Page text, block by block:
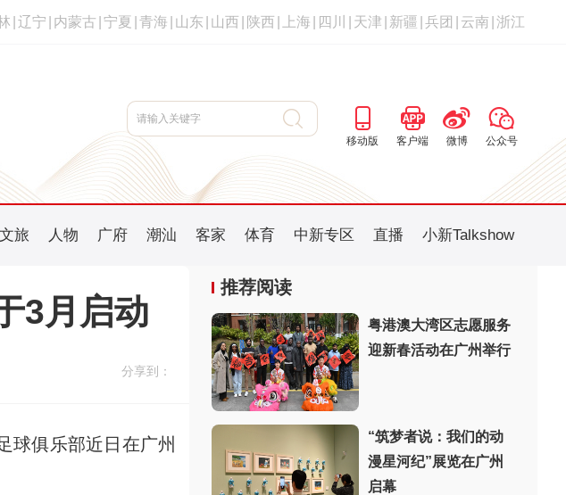
辽宁 内蒙古 宁夏 青海 山东 山西 陕西 上海 四川 天津 新疆 兵团 云南 浙江
移动版 客户端 微博 公众号
文旅 人物 广府 潮汕 客家 体育 中新专区 直播 小新Talkshow
3月启动
分享到：
俱乐部近日在广州
推荐阅读
粤港澳大湾区志愿服务
迎新春活动在广州举行
“筑梦者说：我们的动
漫星河纪”展览在广州
启幕